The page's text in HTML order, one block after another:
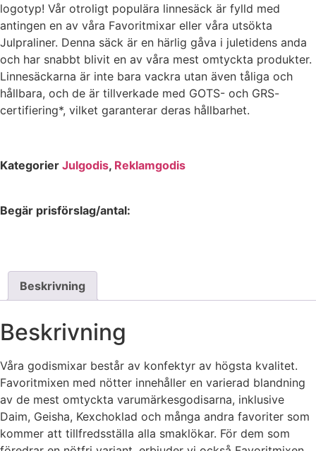
logotyp! Vår otroligt populära linnesäck är fylld med
antingen en av våra Favoritmixar eller våra utsökta
Julpraliner. Denna säck är en härlig gåva i juletidens anda
och har snabbt blivit en av våra mest omtyckta produkter.
Linnesäckarna är inte bara vackra utan även tåliga och
hållbara, och de är tillverkade med GOTS- och GRS-
certifiering*, vilket garanterar deras hållbarhet.
Kategorier Julgodis, Reklamgodis
Begär prisförslag/antal:
Beskrivning
Beskrivning
Våra godismixar består av konfektyr av högsta kvalitet.
Favoritmixen med nötter innehåller en varierad blandning
av de mest omtyckta varumärkesgodisarna, inklusive
Daim, Geisha, Kexchoklad och många andra favoriter som
kommer att tillfredsställa alla smaklökar. För dem som